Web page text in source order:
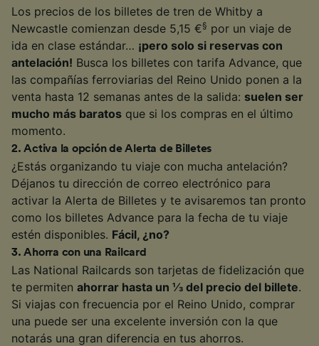
Los precios de los billetes de tren de Whitby a
Newcastle comienzan desde 5,15 €§ por un viaje de
ida en clase estándar… ¡pero solo si reservas con
antelación! Busca los billetes con tarifa Advance, que
las compañías ferroviarias del Reino Unido ponen a la
venta hasta 12 semanas antes de la salida: suelen ser
mucho más baratos que si los compras en el último
momento.
2.Activa la opción de Alerta de Billetes
¿Estás organizando tu viaje con mucha antelación?
Déjanos tu dirección de correo electrónico para
activar la Alerta de Billetes y te avisaremos tan pronto
como los billetes Advance para la fecha de tu viaje
estén disponibles. Fácil, ¿no?
3.Ahorra con una Railcard
Las National Railcards son tarjetas de fidelización que
te permiten ahorrar hasta un ⅓ del precio del billete.
Si viajas con frecuencia por el Reino Unido, comprar
una puede ser una excelente inversión con la que
notarás una gran diferencia en tus ahorros.